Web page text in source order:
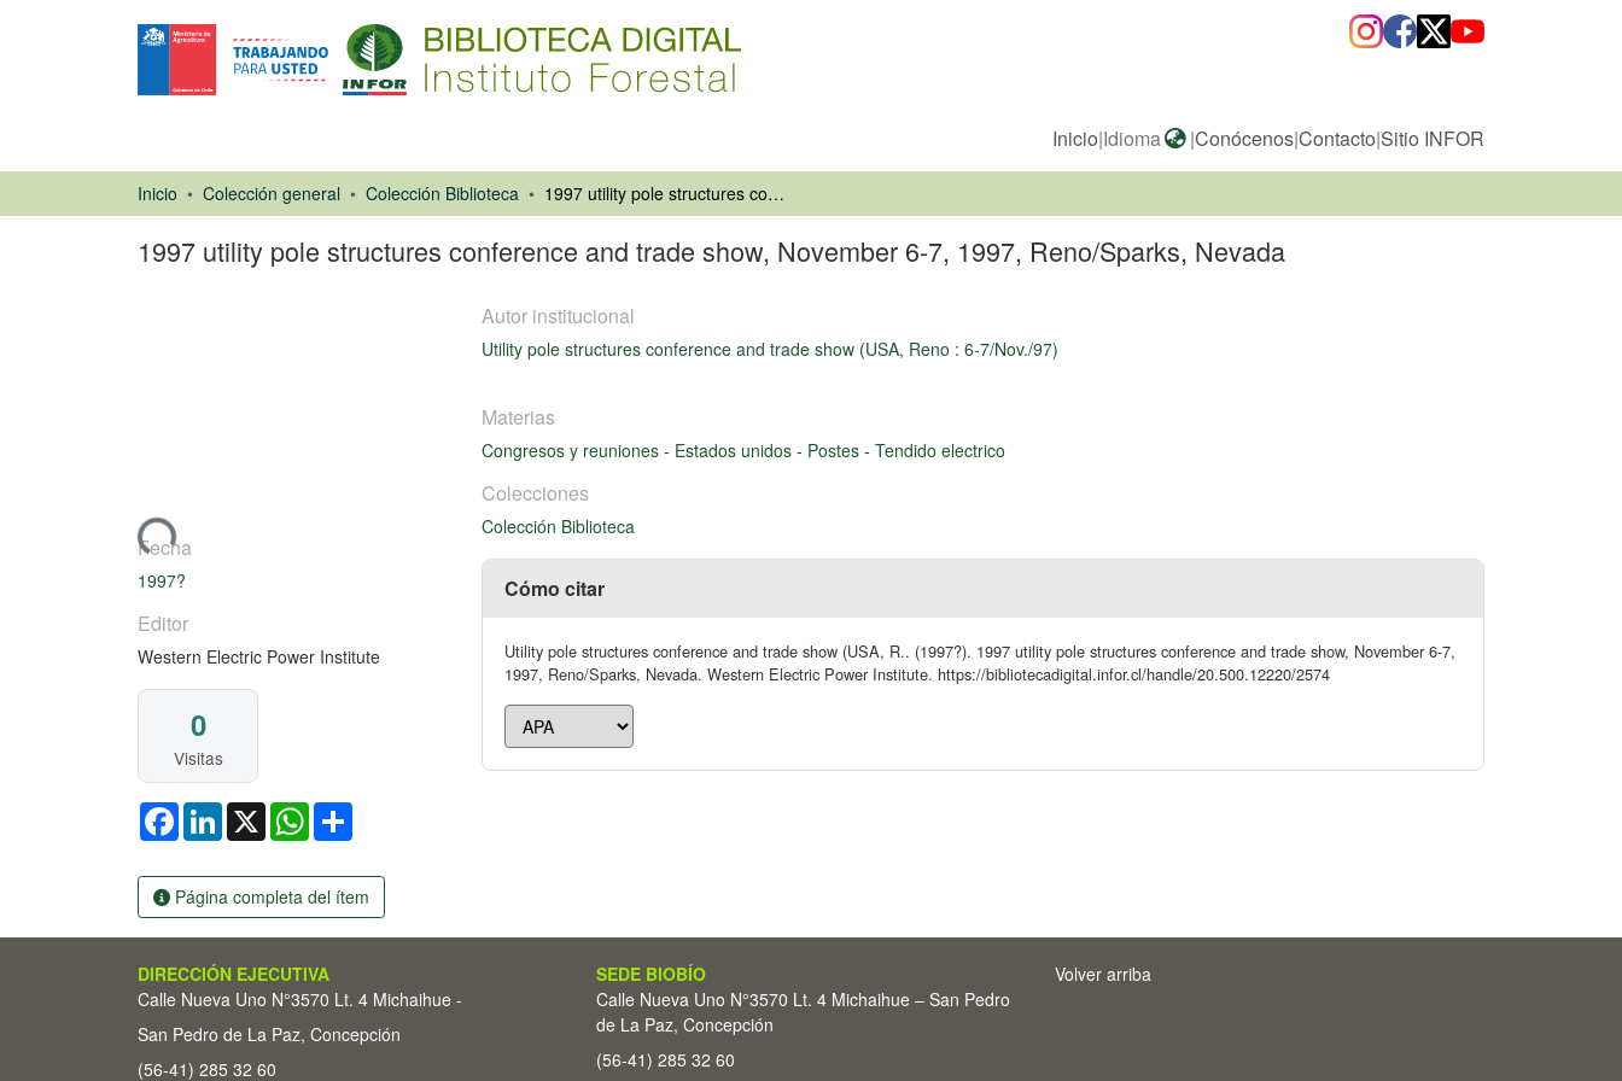
Inicio|Idioma |Conócenos|Contacto|Sitio INFOR
Inicio Colección general Colección Biblioteca 1997 utility pole structures conference and trade show, November 6-7, 1997, Reno/Sparks, Nevada
1997 utility pole structures conference and trade show, November 6-7, 1997, Reno/Sparks, Nevada
Cargando...
Fecha
1997?
Editor
Western Electric Power Institute
0
Visitas
FacebookLinkedIn
X WhatsApp
Página completa del ítem
Autor institucional
Utility pole structures conference and trade show (USA, Reno : 6-7/Nov./97)
Materias
Congresos y reuniones - Estados unidos - Postes - Tendido electrico
Colecciones
Colección Biblioteca
Cómo citar
Utility pole structures conference and trade show (USA, R.. (1997?). 1997 utility pole structures conference and trade show, November 6-7,
1997, Reno/Sparks, Nevada. Western Electric Power Institute. https://bibliotecadigital.infor.cl/handle/20.500.12220/2574
DIRECCIÓN EJECUTIVA
Calle Nueva Uno N°3570 Lt. 4 Michaihue -
San Pedro de La Paz, Concepción
(56-41) 285 32 60
SEDE BIOBÍO
Calle Nueva Uno N°3570 Lt. 4 Michaihue – San Pedro
de La Paz, Concepción
(56-41) 285 32 60
Volver arriba